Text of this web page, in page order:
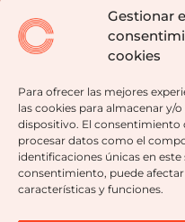
Gestionar
cookies
Para ofrecer las mejores
las cookies para almacenar y/
dispositivo. El consentimiento
procesar datos como el
identificaciones únicas en
consentimiento, puede
características y funciones.
consultando la información
datos en nuestra política de
He leído y acepto
datos para gestionar